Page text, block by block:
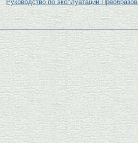
Руководство по эксплуатации